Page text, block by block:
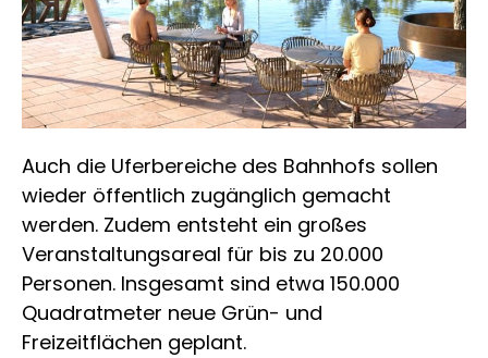
Auch die Uferbereiche des Bahnhofs sollen
wieder öffentlich zugänglich gemacht
werden. Zudem entsteht ein großes
Veranstaltungsareal für bis zu 20.000
Personen. Insgesamt sind etwa 150.000
Quadratmeter neue Grün- und
Freizeitflächen geplant.